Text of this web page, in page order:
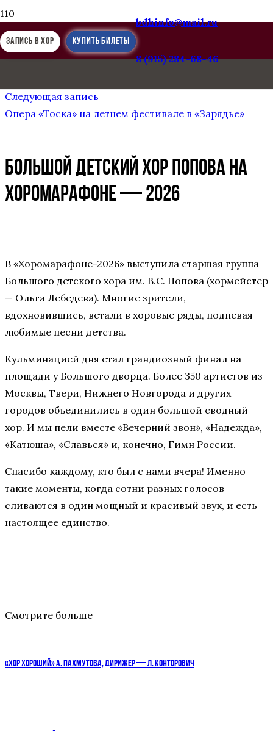
ЗАПИСЬ В ХОР КУПИТЬ БИЛЕТЫ
bdhinfo@mail.ru
8 (915) 284-68-46
Предыдущая запись
Следующая запись
Опера «Тоска» на летнем фестивале в «Зарядье»
Большой детский хор Попова на
ХОРОМАРАФОНЕ — 2026
В «Хоромарафоне-2026» выступила старшая группа
Большого детского хора им. В.С. Попова (хормейстер
— Ольга Лебедева). Многие зрители,
вдохновившись, встали в хоровые ряды, подпевая
любимые песни детства.
Кульминацией дня стал грандиозный финал на
площади у Большого дворца. Более 350 артистов из
Москвы, Твери, Нижнего Новгорода и других
городов объединились в один большой сводный
хор. И мы пели вместе «Вечерний звон», «Надежда»,
«Катюша», «Славься» и, конечно, Гимн России.
Спасибо каждому, кто был с нами вчера! Именно
такие моменты, когда сотни разных голосов
сливаются в один мощный и красивый звук, и есть
настоящее единство.
Смотрите больше
«ХОР ХОРОШИЙ» А. ПАХМУТОВА, ДИРИЖЕР — Л. КОНТОРОВИЧ